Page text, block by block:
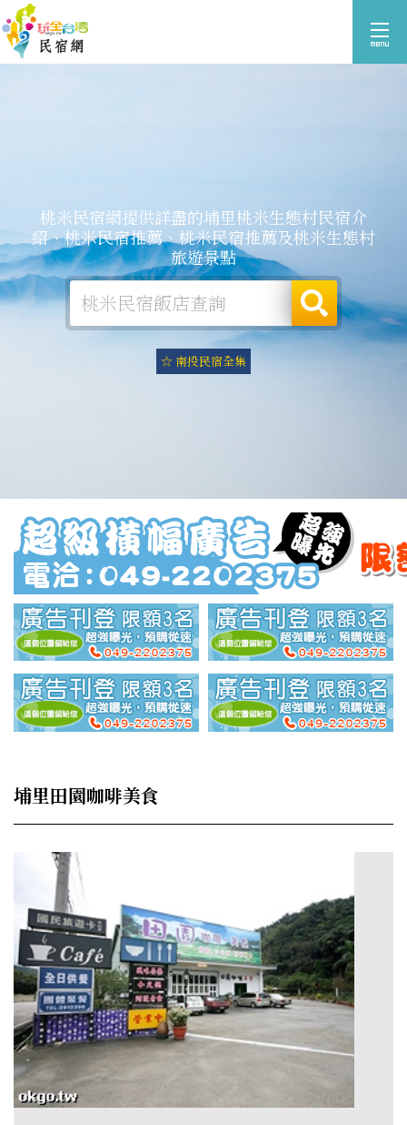
桃米民宿網提供詳盡的埔里桃米生態村民宿介
紹、桃米民宿推薦、桃米民宿推薦及桃米生態村
旅遊景點
☆ 南投民宿全集
埔里田園咖啡美食